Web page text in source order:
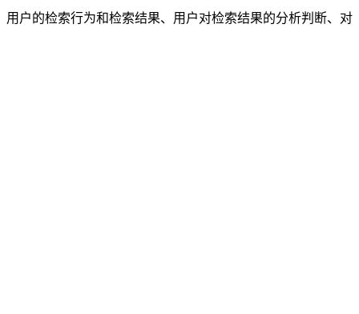
户的检索行为和检索结果、用户对检索结果的分析判断、对